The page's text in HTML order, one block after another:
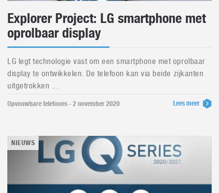
Explorer Project: LG smartphone met
oprolbaar display
LG legt technologie vast om een smartphone met oprolbaar
display te ontwikkelen. De telefoon kan via beide zijkanten
uitgetrokken ...
Opvouwbare telefoons - 2 november 2020 Lees meer
NIEUWS